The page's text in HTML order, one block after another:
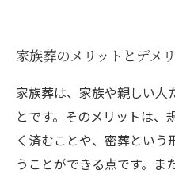
家族葬のメリットとデメ
家族葬は、家族や親しい人
とです。そのメリットは、
く済むことや、密葬とい
うことができる点です。